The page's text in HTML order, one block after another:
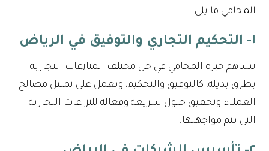
المحامي ما يلي:
١- التحكيم التجاري والتوفيق في الرياض
تساهم خبرة المحامي في حل مختلف المنازعات التجارية
بطرق بديلة، كالتوفيق والتحكيم، ويعمل على تمثيل مصالح
العملاء وتحقيق حلول سريعة وفعالة للنزاعات التجارية
التي يتم مواجهتها.